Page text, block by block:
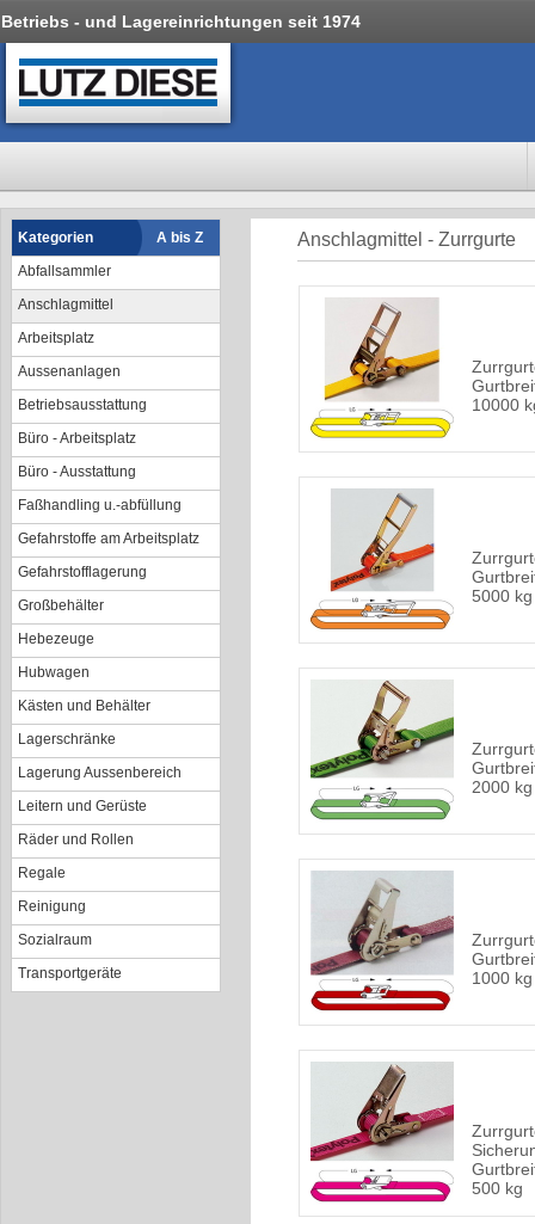
Betriebs - und Lagereinrichtungen seit 1974
Kategorien
A bis Z
Abfallsammler
Anschlagmittel
Arbeitsplatz
Aussenanlagen
Betriebsausstattung
Büro - Arbeitsplatz
Büro - Ausstattung
Faßhandling u.-abfüllung
Gefahrstoffe am Arbeitsplatz
Gefahrstofflagerung
Großbehälter
Hebezeuge
Hubwagen
Kästen und Behälter
Lagerschränke
Lagerung Aussenbereich
Leitern und Gerüste
Räder und Rollen
Regale
Reinigung
Sozialraum
Transportgeräte
Anschlagmittel - Zurrgurte
10000
5000 kg
2000 kg
1000 kg
500 kg